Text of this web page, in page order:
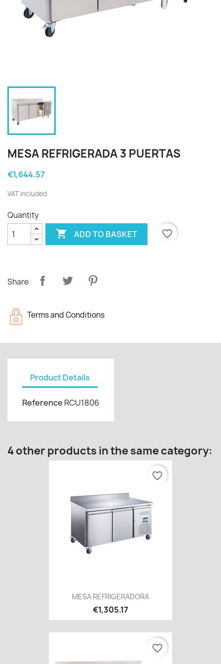
MESA REFRIGERADA 3 PUERTAS
€1,644.57
VAT included
Quantity
 ADD TO BASKET favorite_border
Share
Terms and Conditions
Product Details
Reference RCU1806
4 other products in the same category:
MESA REFRIGERADORA
€1,305.17
favorite_border
favorite_border